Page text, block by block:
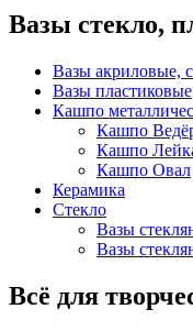
Вазы стекло,
Вазы акриловые,
Вазы пластиковые
Кашпо
Кашпо
Кашпо
Кашпо Овал
Керамика
Стекло
Вазы
Вазы
Всё для